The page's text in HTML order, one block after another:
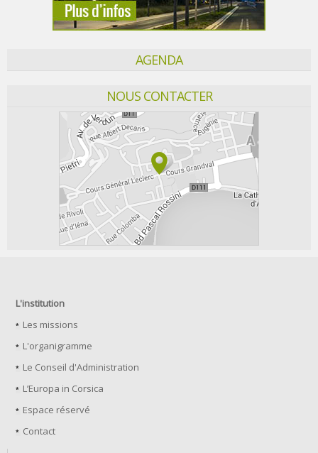
AGENDA
NOUS CONTACTER
L'institution
Les missions
L'organigramme
Le Conseil d'Administration
L’Europa in Corsica
Espace réservé
Contact